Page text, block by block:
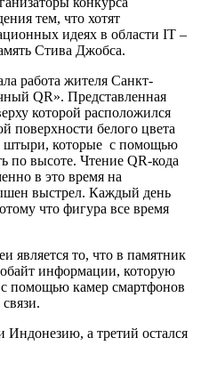
тем, что хотят
идеях в области IT –
Стива Джобса.
работа жителя Санкт-
QR». Представленная
которой расположился
поверхности белого цвета
штыри, которые с помощью
по высоте. Чтение QR-кода
в это время на
выстрел. Каждый день
что фигура все время
является то, что в памятник
информации, которую
с помощью камер смартфонов
Индонезию, а третий остался